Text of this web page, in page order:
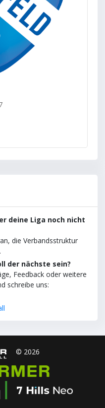
deine Liga noch nicht
die Verbandsstruktur
der nächste sein?
Feedback oder weitere
schreibe uns:
© 2026